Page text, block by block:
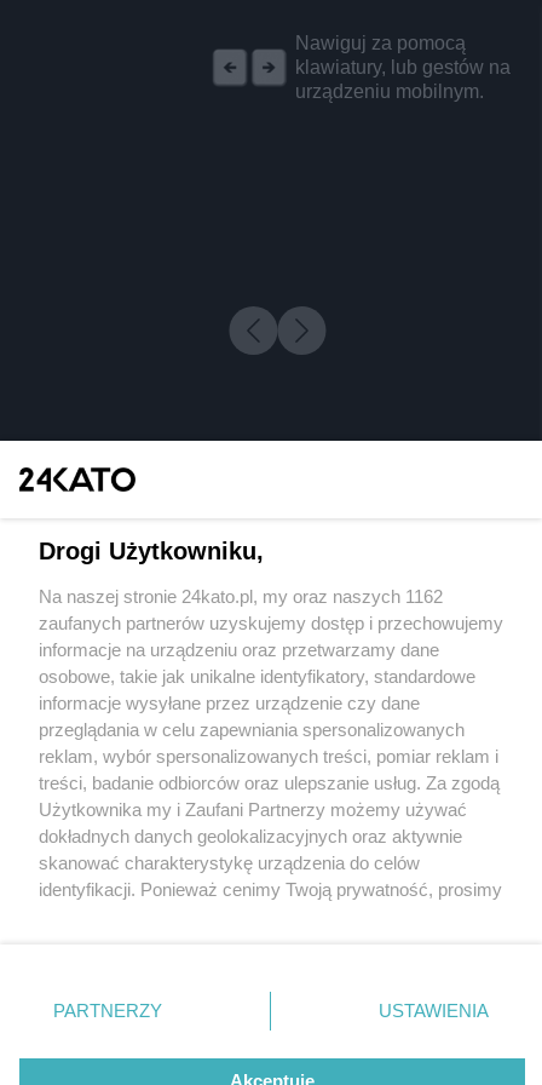
Nawiguj za pomocą
klawiatury, lub gestów na
urządzeniu mobilnym.
6 / 0
Wydawca mediów lokalnych
Nie zapomnij
zapoznać się z:
polityką prywatności regulamin korzystania z portali
Twojemiasto
Piekary Śląskie
Chorzów
Tarnowskie Góry
Gliwice
Skontakuj sięz nami
Kontakt
Wydawca
Redakcja
Drogi Użytkowniku,
Na naszej stronie 24kato.pl, my oraz naszych 1162
zaufanych partnerów uzyskujemy dostęp i przechowujemy
informacje na urządzeniu oraz przetwarzamy dane
osobowe, takie jak unikalne identyfikatory, standardowe
informacje wysyłane przez urządzenie czy dane
przeglądania w celu zapewniania spersonalizowanych
reklam, wybór spersonalizowanych treści, pomiar reklam i
treści, badanie odbiorców oraz ulepszanie usług. Za zgodą
Użytkownika my i Zaufani Partnerzy możemy używać
dokładnych danych geolokalizacyjnych oraz aktywnie
skanować charakterystykę urządzenia do celów
identyfikacji. Ponieważ cenimy Twoją prywatność, prosimy
prywatności znajdujący się w lewym dolnym rogu strony
. Niektóre rodzaje przetwarzania danych nie wymagają
zgody użytkownika, ale masz prawo sprzeciwić się
takiemu przetwarzaniu. Preferencje będą miały
PARTNERZY USTAWIENIA
Akceptuję